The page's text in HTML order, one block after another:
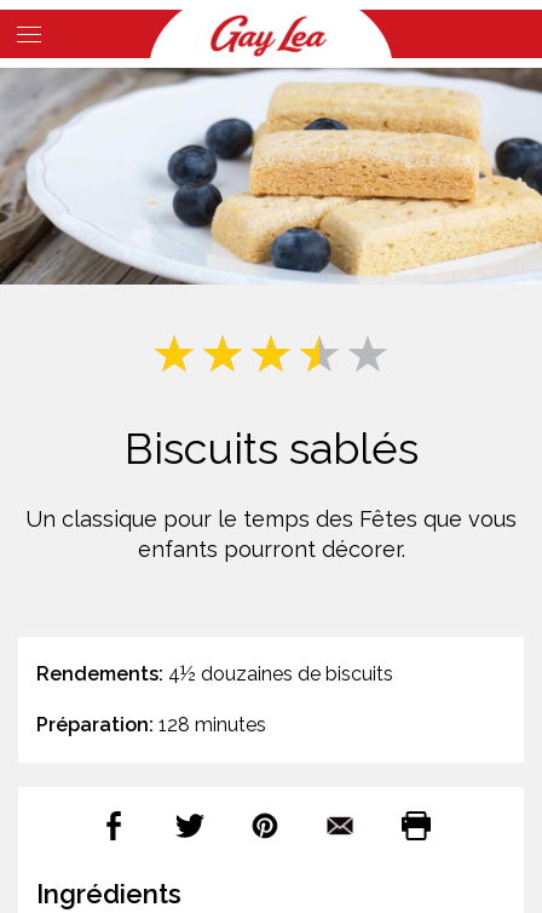
Skip
to
content
Content
Biscuits sablés
Un classique pour le temps des Fêtes que vous
enfants pourront décorer.
Rendements: 4½ douzaines de biscuits
Préparation: 128 minutes
Ingrédients